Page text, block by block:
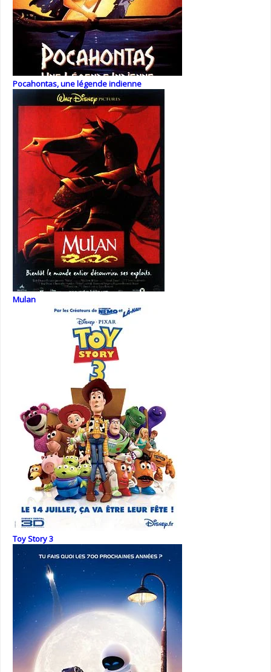
Pocahontas, une légende indienne
Mulan
Toy Story 3